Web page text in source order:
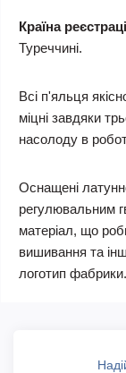
Країна
Туреччині.
Всі п'яльця
міцні завдяки
насолоду в
Оснащені
регулювальним
матеріал, що
вишивання та
логотип фабрики.